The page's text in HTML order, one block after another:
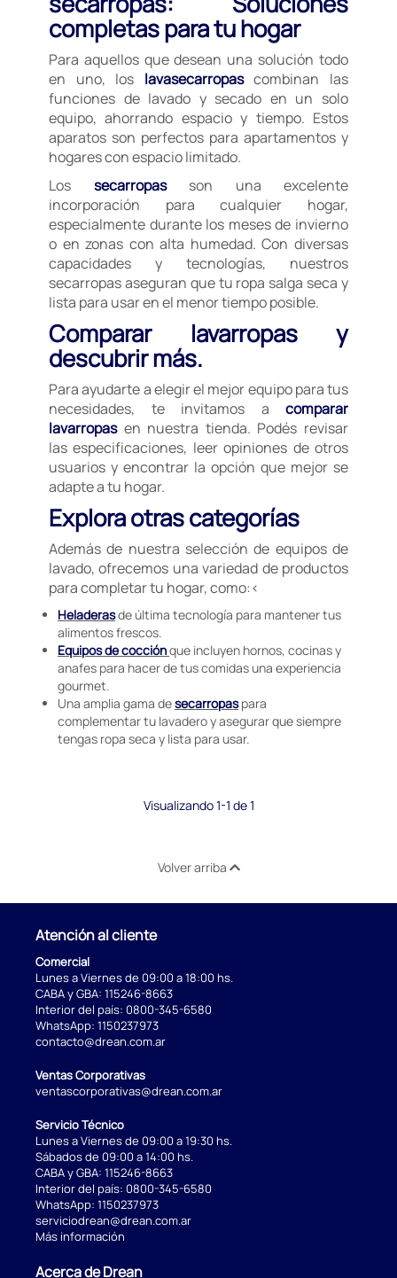
completas para tu hogar
Para aquellos que desean una solución todo
en uno, los lavasecarropascombinan las
funciones de lavado y secado en un solo
equipo, ahorrando espacio y tiempo. Estos
aparatos son perfectos para apartamentos y
hogares con espacio limitado.
Los secarropasson una excelente
incorporación para cualquier hogar,
especialmente durante los meses de invierno
o en zonas con alta humedad. Con diversas
capacidades y tecnologías, nuestros
secarropas aseguran que tu ropa salga seca y
lista para usar en el menor tiempo posible.
Comparar lavarropas y
descubrir más.
Para ayudarte a elegir el mejor equipo para tus
necesidades, te invitamos a comparar
lavarropasen nuestra tienda. Podés revisar
las especificaciones, leer opiniones de otros
usuarios y encontrar la opción que mejor se
adapte a tu hogar.
Explora otras categorías
Además de nuestra selección de equipos de
lavado, ofrecemos una variedad de productos
para completar tu hogar, como:<
Heladerasde última tecnología para mantener tus
alimentos frescos.
Equipos de cocciónque incluyen hornos, cocinas y
anafes para hacer de tus comidas una experiencia
gourmet.
Una amplia gama desecarropaspara
complementar tu lavadero y asegurar que siempre
tengas ropa seca y lista para usar.
Visualizando 1-1 de 1
Volver arriba
Atención al cliente
Comercial
Lunes a Viernes de 09:00 a 18:00 hs.
CABA y GBA: 115246-8663
Interior del país: 0800-345-6580
WhatsApp: 1150237973
contacto@drean.com.ar
Ventas Corporativas
ventascorporativas@drean.com.ar
Servicio Técnico
Lunes a Viernes de 09:00 a 19:30 hs.
Sábados de 09:00 a 14:00 hs.
CABA y GBA: 115246-8663
Interior del país: 0800-345-6580
WhatsApp: 1150237973
serviciodrean@drean.com.ar
Más información
Acerca de Drean